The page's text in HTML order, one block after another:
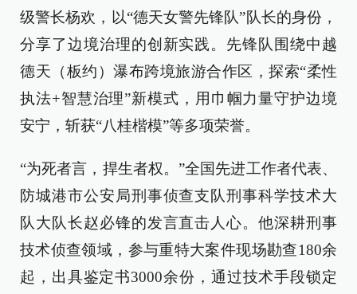
级警长杨欢，以“德天女警先锋队”队长的身份，
分享了边境治理的创新实践。先锋队围绕中越
德天（板约）瀑布跨境旅游合作区，探索“柔性
执法+智慧治理”新模式，用巾帼力量守护边境
安宁，斩获“八桂楷模”等多项荣誉。
“为死者言，捍生者权。”全国先进工作者代表、
防城港市公安局刑事侦查支队刑事科学技术大
队大队长赵必锋的发言直击人心。他深耕刑事
技术侦查领域，参与重特大案件现场勘查180余
起，出具鉴定书3000余份，通过技术手段锁定